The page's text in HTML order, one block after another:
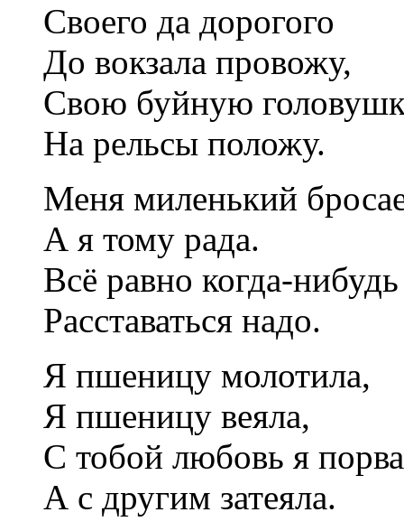
Своего да дорогого
До вокзала провожу,
Свою буйную
На рельсы положу.
Меня миленький
А я тому рада.
Всё равно когда-нибудь
Расставаться надо.
Я пшеницу молотила,
Я пшеницу веяла,
С тобой любовь я
А с другим затеяла.